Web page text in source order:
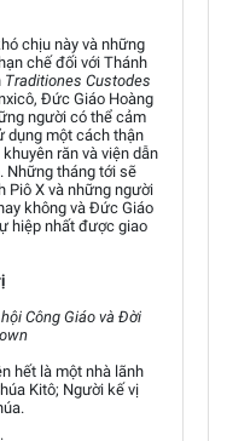
chịu này và những
chế đối với Thánh
Traditiones Custodes
Đức Giáo Hoàng
người có thể cảm
dụng một cách thận
răn và viện dẫn
Những tháng tới sẽ
Piô X và những người
không và Đức Giáo
hiệp nhất được giao
Công Giáo và Đời
hết là một nhà lãnh
Kitô; Người kế vị